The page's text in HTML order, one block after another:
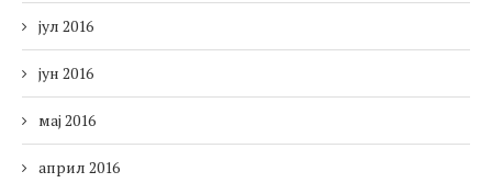
јул 2016
јун 2016
мај 2016
април 2016